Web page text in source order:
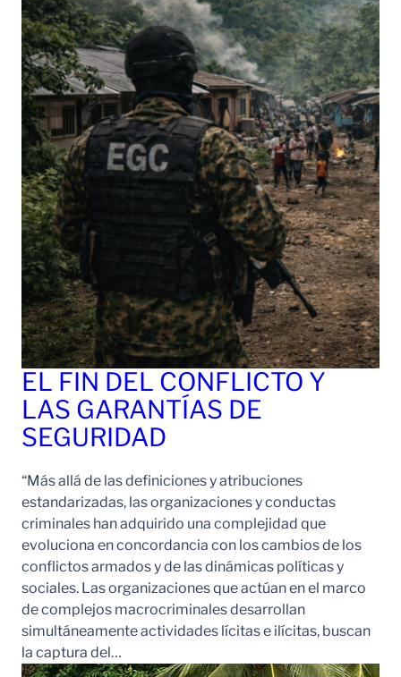
EL FIN DEL CONFLICTO Y
LAS GARANTÍAS DE
SEGURIDAD
“Más allá de las definiciones y atribuciones
estandarizadas, las organizaciones y conductas
criminales han adquirido una complejidad que
evoluciona en concordancia con los cambios de los
conflictos armados y de las dinámicas políticas y
sociales. Las organizaciones que actúan en el marco
de complejos macrocriminales desarrollan
simultáneamente actividades lícitas e ilícitas, buscan
la captura del…